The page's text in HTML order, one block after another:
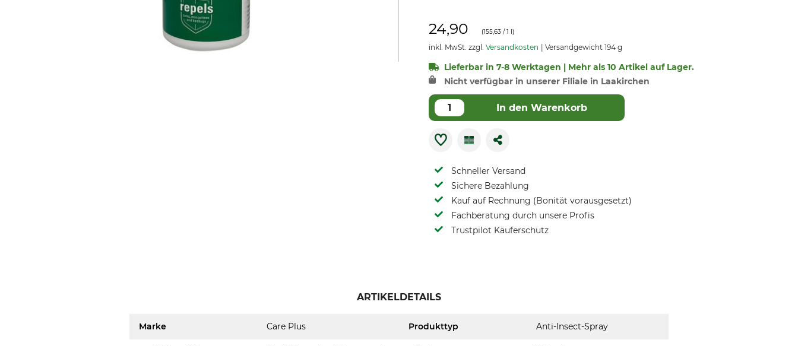
24,90 (155,63 / 1 l)
inkl. MwSt. zzgl. Versandkosten Versandgewicht 194 g
Lieferbar in 7-8 Werktagen | Mehr als 10 Artikel auf Lager.
Nicht verfügbar in unserer Filiale in Laakirchen
In den Warenkorb
Schneller Versand
Sichere Bezahlung
Kauf auf Rechnung (Bonität vorausgesetzt)
Fachberatung durch unsere Profis
Trustpilot Käuferschutz
ARTIKELDETAILS
Marke Care Plus Produkttyp Anti-Insect-Spray